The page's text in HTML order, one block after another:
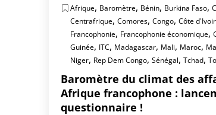
Afrique, Baromètre, Bénin, Burkina Faso,
Centrafrique, Comores, Congo, Côte
Francophonie, Francophonie économique,
Guinée, ITC, Madagascar, Mali, Maroc,
Niger, Rep Dem Congo, Sénégal, Tchad,
Baromètre du climat des
Afrique francophone :
questionnaire !